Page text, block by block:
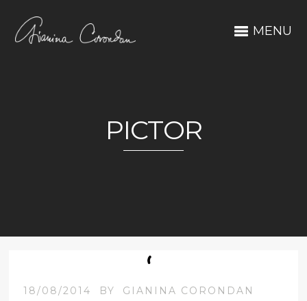
MENU
PICTOR
18/08/2014 BY GIANINA CORONDAN